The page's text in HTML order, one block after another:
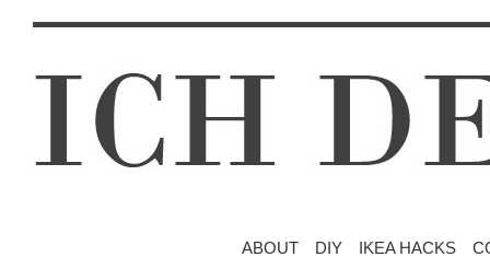
ABOUT DIY IKEA HACKS